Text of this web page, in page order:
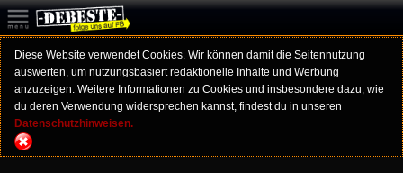
Diese Website verwendet Cookies. Wir können damit die Seitennutzung
auswerten, um nutzungsbasiert redaktionelle Inhalte und Werbung
anzuzeigen. Weitere Informationen zu Cookies und insbesondere dazu, wie
du deren Verwendung widersprechen kannst, findest du in unseren
Datenschutzhinweisen.